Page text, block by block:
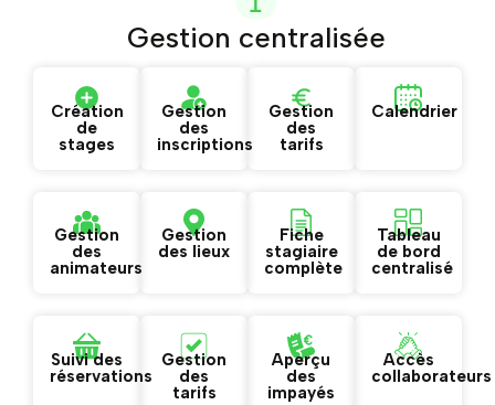
Gestion centralisée
Création
de
stages
Gestion
des
inscriptions
Gestion
des
tarifs
Calendrier
Gestion
des
animateurs
Gestion
des lieux
Fiche
stagiaire
complète
Tableau
de bord
centralisé
Suivi des
réservations
Gestion
des
tarifs
Aperçu
des
impayés
Accès
collaborateurs